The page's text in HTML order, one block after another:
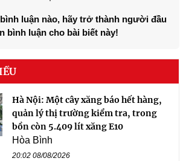
luận nào, hãy trở thành người đầu
bình luận cho bài biết này!
Hà Nội: Một cây xăng báo hết hàng,
quản lý thị trường kiểm tra, trong
bồn còn 5.409 lít xăng E10
Hòa Bình
20:02 08/08/2026